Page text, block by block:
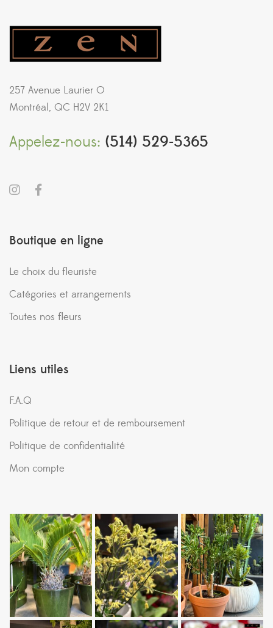
257 Avenue Laurier O
Montréal, QC H2V 2K1
Appelez-nous: (514) 529-5365
Boutique en ligne
Le choix du fleuriste
Catégories et arrangements
Toutes nos fleurs
Liens utiles
F.A.Q
Politique de retour et de remboursement
Politique de confidentialité
Mon compte